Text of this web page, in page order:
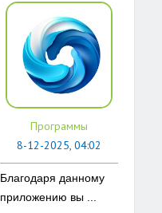
Программы
8-12-2025, 04:02
Благодаря данному
приложению вы ...